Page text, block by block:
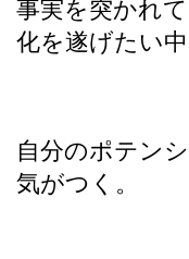
事実を突かれ
化を遂げたい中
自分のポテン
気がつく。